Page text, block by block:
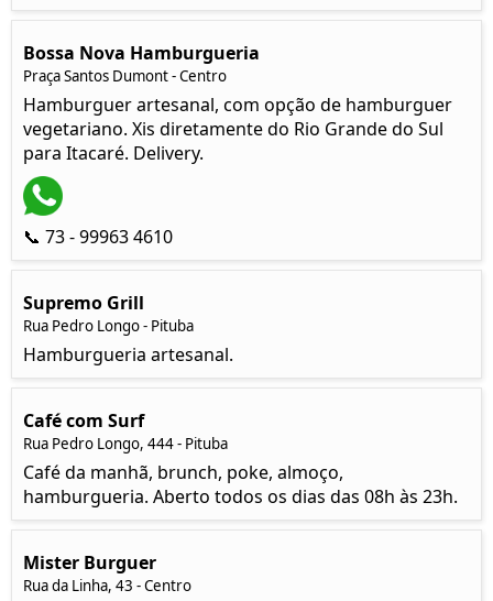
Bossa Nova Hamburgueria
Praça Santos Dumont - Centro
Hamburguer artesanal, com opção de hamburguer
vegetariano. Xis diretamente do Rio Grande do Sul
para Itacaré. Delivery.
📞 73 - 99963 4610
Supremo Grill
Rua Pedro Longo - Pituba
Hamburgueria artesanal.
Café com Surf
Rua Pedro Longo, 444 - Pituba
Café da manhã, brunch, poke, almoço,
hamburgueria. Aberto todos os dias das 08h às 23h.
Mister Burguer
Rua da Linha, 43 - Centro